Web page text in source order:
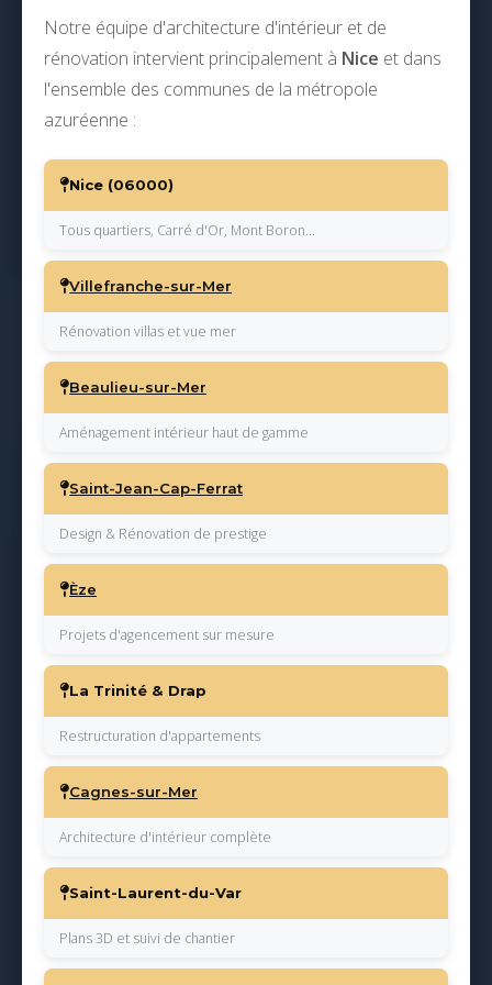
Notre équipe d'architecture d'intérieur et de
rénovation intervient principalement à Nice et dans
l'ensemble des communes de la métropole
azuréenne :
Nice (06000)
Tous quartiers, Carré d'Or, Mont Boron...
Villefranche-sur-Mer
Rénovation villas et vue mer
Beaulieu-sur-Mer
Aménagement intérieur haut de gamme
Saint-Jean-Cap-Ferrat
Design & Rénovation de prestige
Èze
Projets d'agencement sur mesure
La Trinité & Drap
Restructuration d'appartements
Cagnes-sur-Mer
Architecture d'intérieur complète
Saint-Laurent-du-Var
Plans 3D et suivi de chantier